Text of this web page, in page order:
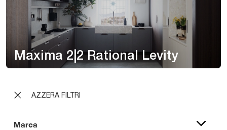
AZZERA FILTRI
Marca
Maxima 2|2 Rational Levity